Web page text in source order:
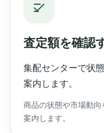
査定額を確認
集配センターで状
案内します。
商品の状態や市場動
案内します。